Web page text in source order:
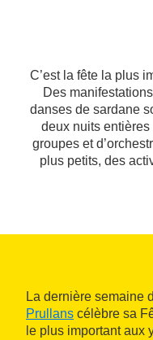
C’est la fête la plus
Des
danses de sardane
deux nuits
groupes et
plus petits, des
La dernière semaine
Prullans célèbre sa
le plus important aux